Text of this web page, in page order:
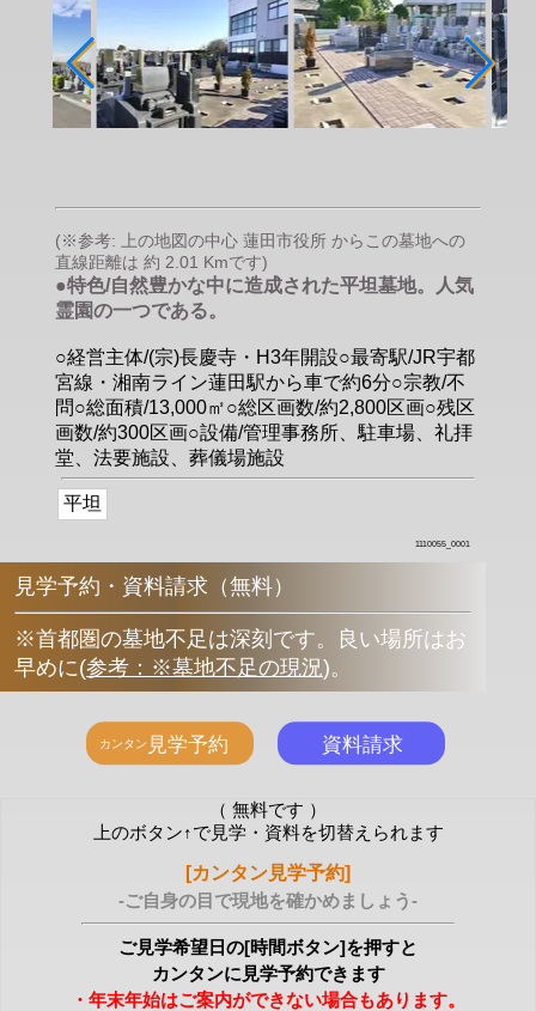
(※参考: 上の地図の中心 蓮田市役所 からこの墓地への
直線距離は 約 2.01 Kmです)
●特色/自然豊かな中に造成された平坦墓地。人気
霊園の一つである。
○経営主体/(宗)長慶寺・H3年開設○最寄駅/JR宇都
宮線・湘南ライン蓮田駅から車で約6分○宗教/不
問○総面積/13,000㎡○総区画数/約2,800区画○残区
画数/約300区画○設備/管理事務所、駐車場、礼拝
堂、法要施設、葬儀場施設
平坦
1110055_0001
見学予約・資料請求（無料）
※首都圏の墓地不足は深刻です。良い場所はお
早めに(参考：※墓地不足の現況)。
（ 無料です ）
上のボタン↑で見学・資料を切替えられます
[カンタン見学予約]
-ご自身の目で現地を確かめましょう-
ご見学希望日の[時間ボタン]を押すと
カンタンに見学予約できます
・年末年始はご案内ができない場合もあります。